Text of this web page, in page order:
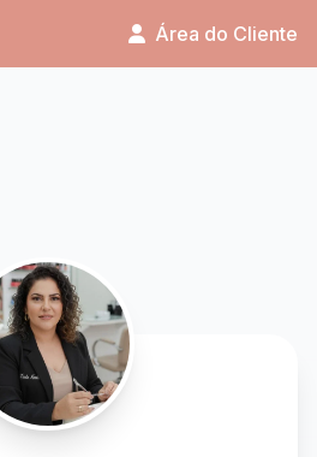
Área do Cliente